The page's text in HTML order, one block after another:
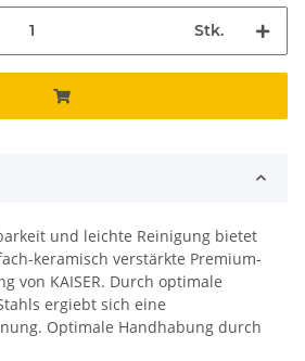
Stk.
und leichte Reinigung bietet
keramisch verstärkte Premium-
von KAISER. Durch optimale
ergiebt sich eine
Optimale Handhabung durch